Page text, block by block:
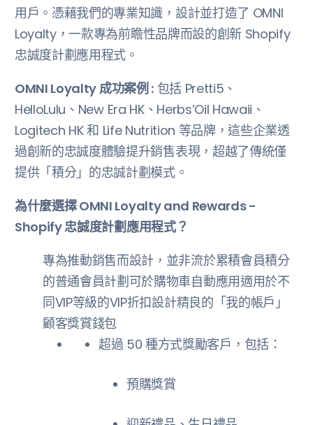
用戶。憑藉我們的專業知識，設計並打造了 OMNI
Loyalty，一款專為前瞻性品牌而設的創新 Shopify
忠誠度計劃應用程式。
OMNI Loyalty 成功案例 :包括 Pretti5、
HelloLulu、New Era HK、Herbs’Oil Hawaii、
Logitech HK 和 Life Nutrition 等品牌，這些企業透
過創新的忠誠度體驗提升銷售表現，超越了傳統僅
提供「積分」的忠誠計劃模式。
為什麼選擇 OMNI Loyalty and Rewards -
Shopify 忠誠度計劃應用程式？
專為推動銷售而設計，並非流於累積會員積分
的普通會員計劃可於購物車自動應用適用於不
同VIP等級的VIP折扣設計精良的「我的帳戶」
顧客獎賞錢包
超過 50 種方式獎勵客戶，包括：
預購獎賞